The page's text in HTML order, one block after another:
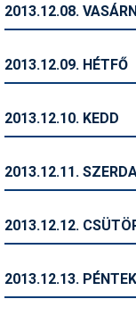
Pályázatok
Síbérletárak
Sífelszerelés
2013.12.08.
2013.12.09. HÉTFŐ
2013.12.10. KEDD
2013.12.11.
2013.12.12.
2013.12.13. PÉNTEK